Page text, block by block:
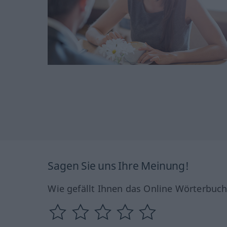
Sagen Sie uns Ihre Meinung!
Wie gefällt Ihnen das Online